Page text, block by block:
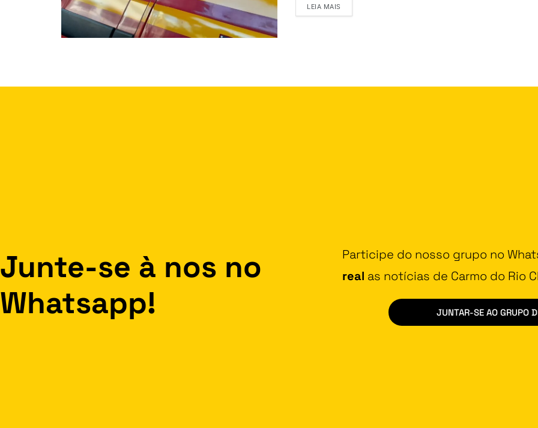
LEIA MAIS
Junte-se à nos no
Whatsapp!
Participe do nosso grupo no
real as notícias de Carmo do Rio
JUNTAR-SE AO GRUPO